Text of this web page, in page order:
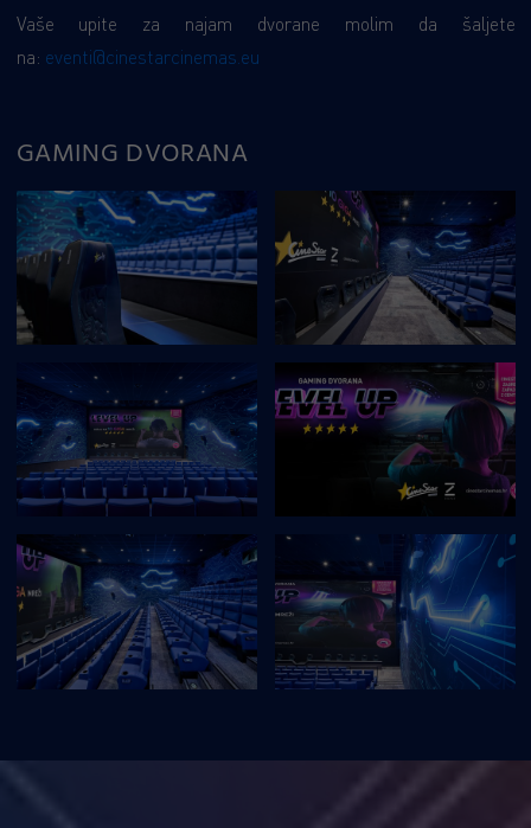
Vaše upite za najam dvorane molim da šaljete
na: eventi@cinestarcinemas.eu
GAMING DVORANA